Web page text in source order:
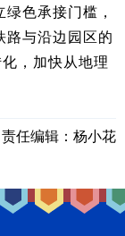
色承接门槛，
路与沿边园区的
，加快从地理
责任编辑： 杨小花